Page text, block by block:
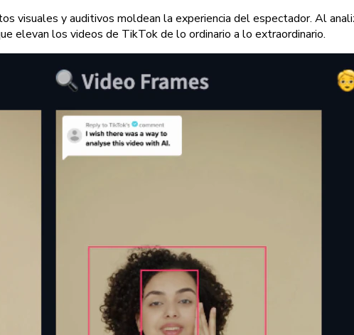
visuales y auditivos moldean la experiencia del espectador. Al
elevan los videos de TikTok de lo ordinario a lo extraordinario.